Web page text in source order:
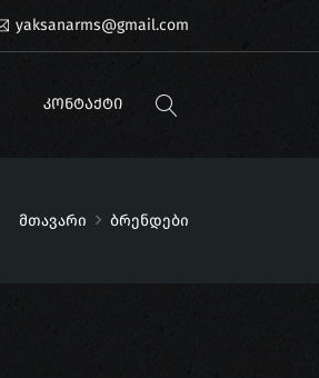
yaksanarms@gmail.com
ᲙᲝᲜᲢᲐᲥᲢᲘ
მთავარი ბრენდები